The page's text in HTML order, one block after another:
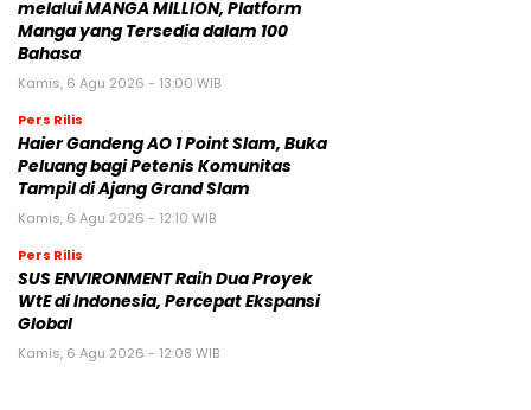
melalui MANGA MILLION, Platform
Manga yang Tersedia dalam 100
Bahasa
Kamis, 6 Agu 2026 - 13:00 WIB
Pers Rilis
Haier Gandeng AO 1 Point Slam, Buka
Peluang bagi Petenis Komunitas
Tampil di Ajang Grand Slam
Kamis, 6 Agu 2026 - 12:10 WIB
Pers Rilis
SUS ENVIRONMENT Raih Dua Proyek
WtE di Indonesia, Percepat Ekspansi
Global
Kamis, 6 Agu 2026 - 12:08 WIB